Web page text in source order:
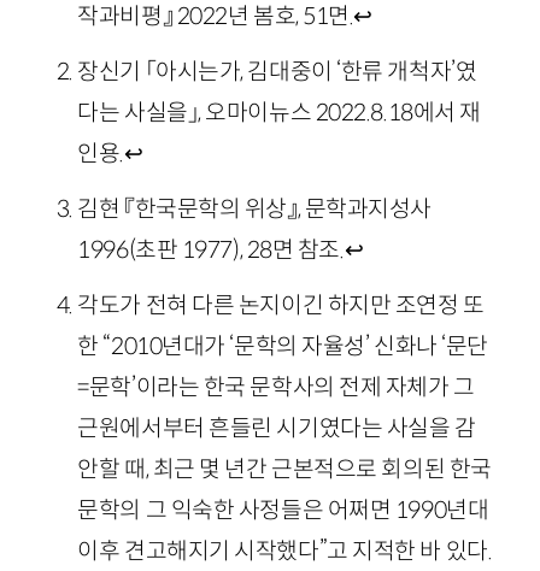
작과비평』 2022년 봄호, 51면.↩
장신기 「아시는가, 김대중이 ‘한류 개척자’였
다는 사실을」, 오마이뉴스 2022.8.18에서 재
인용.↩
김현 『한국문학의 위상』, 문학과지성사
1996(초판 1977), 28면 참조.↩
각도가 전혀 다른 논지이긴 하지만 조연정 또
한 “2010년대가 ‘문학의 자율성’ 신화나 ‘문단
=문학’이라는 한국 문학사의 전제 자체가 그
근원에서부터 흔들린 시기였다는 사실을 감
안할 때, 최근 몇 년간 근본적으로 회의된 한국
문학의 그 익숙한 사정들은 어쩌면 1990년대
이후 견고해지기 시작했다”고 지적한 바 있다.